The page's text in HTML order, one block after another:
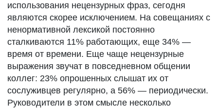
использования нецензурных фраз, сегодня
являются скорее исключением. На совещаниях с
ненормативной лексикой постоянно
сталкиваются 11% работающих, еще 34% —
время от времени. Еще чаще нецензурные
выражения звучат в повседневном общении
коллег: 23% опрошенных слышат их от
сослуживцев регулярно, а 56% — периодически.
Руководители в этом смысле несколько